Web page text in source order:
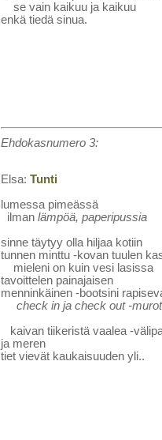
se vain kaikuu ja kaikuu
enkä tiedä sinua.
Ehdokasnumero 3:
Elsa: Tunti
lumessa pimeässä
ilman lämpöä, paperipussia
sinne täytyy olla hiljaa kotiin
tunnen minttu -kovan tuulen
mieleni on kuin vesi lasissa
tavoittelen painajaisen
menninkäinen -bootsini
check in ja check out -murot
kaivan tiikeristä vaalea -
ja meren
tiet vievät kaukaisuuden yli..